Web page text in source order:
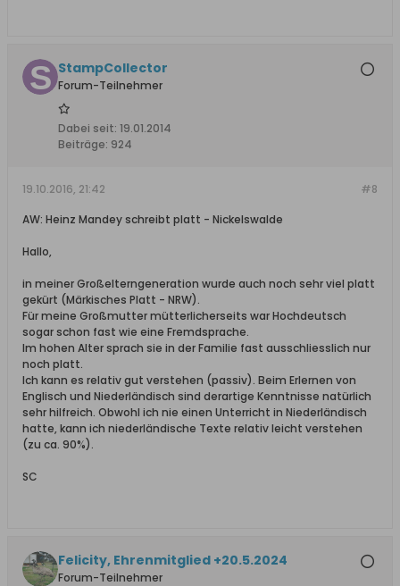
StampCollector
Forum-Teilnehmer
Dabei seit: 19.01.2014
Beiträge: 924
#8
19.10.2016, 21:42
AW: Heinz Mandey schreibt platt - Nickelswalde
Hallo,
in meiner Großelterngeneration wurde auch noch sehr viel platt
gekürt (Märkisches Platt - NRW).
Für meine Großmutter mütterlicherseits war Hochdeutsch
sogar schon fast wie eine Fremdsprache.
Im hohen Alter sprach sie in der Familie fast ausschliesslich nur
noch platt.
Ich kann es relativ gut verstehen (passiv). Beim Erlernen von
Englisch und Niederländisch sind derartige Kenntnisse natürlich
sehr hilfreich. Obwohl ich nie einen Unterricht in Niederländisch
hatte, kann ich niederländische Texte relativ leicht verstehen
(zu ca. 90%).
SC
Felicity, Ehrenmitglied +20.5.2024
Forum-Teilnehmer